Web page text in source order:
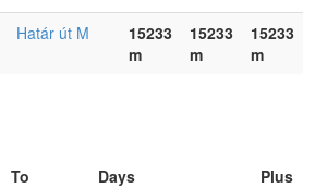
Határ út M
15233
m
15233
m
15233
m
To Days
Plus